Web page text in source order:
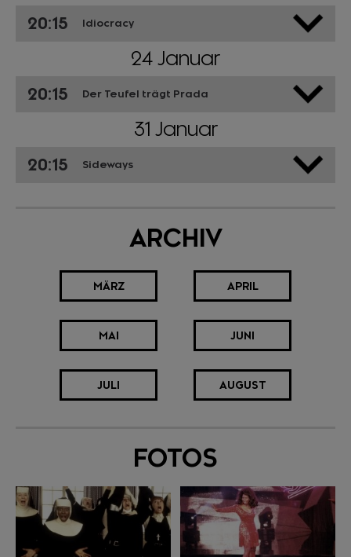
20:15 Idiocracy
24 Januar
20:15 Der Teufel trägt Prada
31 Januar
20:15 Sideways
ARCHIV
MÄRZ APRIL
MAI JUNI
JULI AUGUST
FOTOS